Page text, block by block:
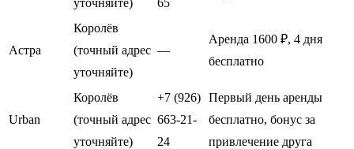
уточняйте)
65
Астра
Королёв
(точный адрес
уточняйте)
—
Аренда 1600 ₽, 4 дня
бесплатно
Urban
Королёв
(точный адрес
уточняйте)
+7 (926)
663-21-
24
Первый день аренды
бесплатно, бонус за
привлечение друга